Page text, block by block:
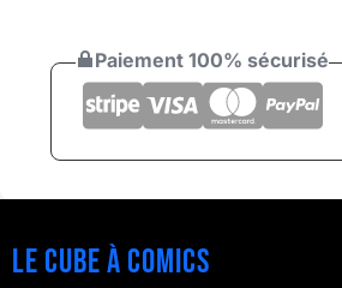
Paiement 100% sécurisé
Le cube à comics